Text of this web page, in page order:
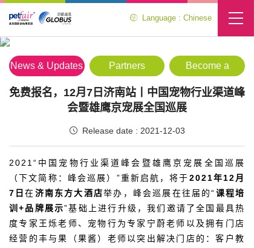
Language : Chinese
Media Center
News & Updates Partners
Become a
Partner
免费报名，12月7日济南站丨中国宠物行业渠道峰
会暨雄鹰京宠展全国巡展
Release date : 2021-12-03
2021“中国宠物行业渠道峰会暨雄鹰京宠展全国巡展
（下文简称：峰会巡展）”重新启航，将于2021年12月
7日在济南东方大酒店举办，峰会巡展在往届的“课程培
训+品牌展示”基础上进行升级，我们邀请了全国最具热
度专家王烁老师、宠物行为专家宁蔚老师以及拥有门店
经营的丰与果（果酱）老师以突出解决门店的：客户教